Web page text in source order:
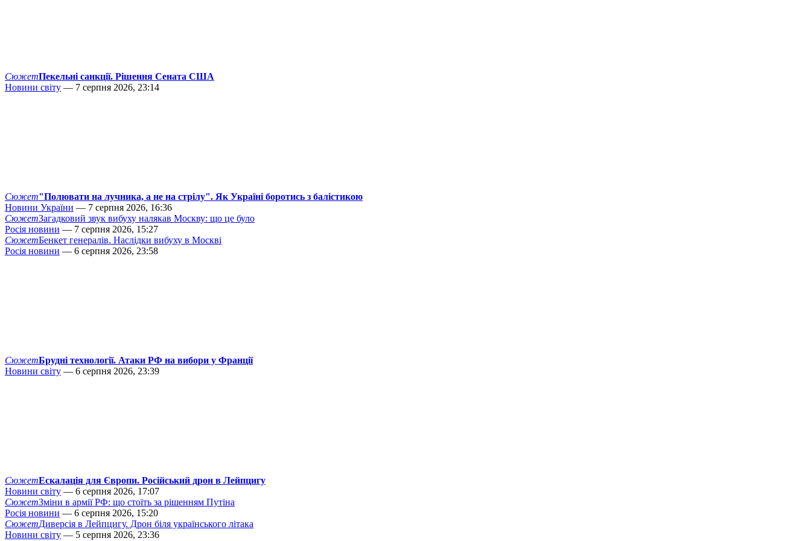
СюжетПекельні санкції. Рішення Сената США
Новини світу — 7 серпня 2026, 23:14
Сюжет"Полювати на лучника, а не на стрілу". Як Україні боротись з балістикою
Новини України — 7 серпня 2026, 16:36
СюжетЗагадковий звук вибуху налякав Москву: що це було
Росія новини — 7 серпня 2026, 15:27
СюжетБенкет генералів. Наслідки вибуху в Москві
Росія новини — 6 серпня 2026, 23:58
СюжетБрудні технології. Атаки РФ на вибори у Франції
Новини світу — 6 серпня 2026, 23:39
СюжетЕскалація для Європи. Російський дрон в Лейпцигу
Новини світу — 6 серпня 2026, 17:07
СюжетЗміни в армії РФ: що стоїть за рішенням Путіна
Росія новини — 6 серпня 2026, 15:20
СюжетДиверсія в Лейпцигу. Дрон біля українського літака
Новини світу — 5 серпня 2026, 23:36